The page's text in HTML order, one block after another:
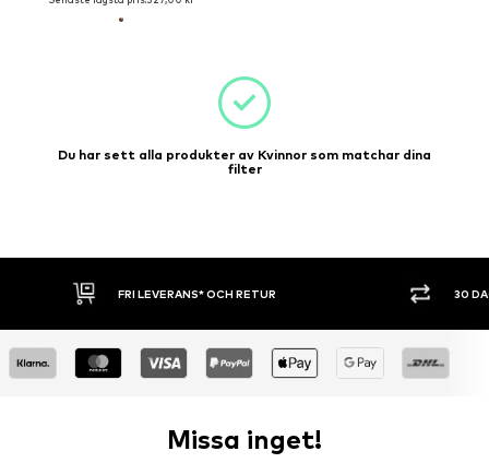
Du har sett alla produkter av Kvinnor som matchar dina
filter
FRI LEVERANS* OCH RETUR 30
Missa inget!